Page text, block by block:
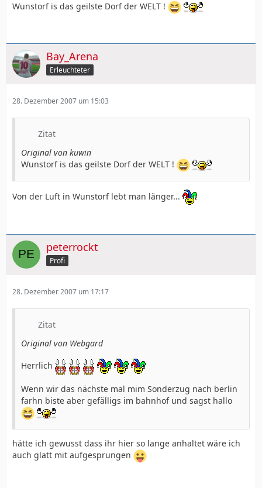
Wunstorf is das geilste Dorf der WELT !
Bay_Arena
Erleuchteter
28. Dezember 2007 um 15:03
Zitat
Original von kuwin
Wunstorf is das geilste Dorf der WELT !
Von der Luft in Wunstorf lebt man länger...
peterrockt
Profi
28. Dezember 2007 um 17:17
Zitat
Original von Webgard
Herrlich
Wenn wir das nächste mal mim Sonderzug nach berlin
farhn biste aber gefälligs im bahnhof und sagst hallo
hätte ich gewusst dass ihr hier so lange anhaltet wäre ich
auch glatt mit aufgesprungen